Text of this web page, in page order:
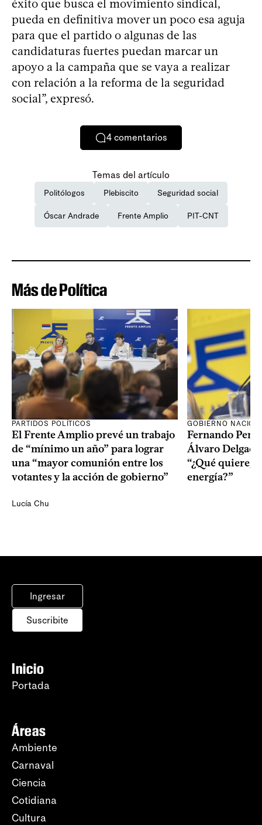
éxito que busca el movimiento sindical,
pueda en definitiva mover un poco esa aguja
para que el partido o algunas de las
candidaturas fuertes puedan marcar un
apoyo a la campaña que se vaya a realizar
con relación a la reforma de la seguridad
social”, expresó.
4 comentarios
Temas del artículo
Politólogos Plebiscito Seguridad social
Óscar Andrade Frente Amplio PIT-CNT
Más de Política
PARTIDOS POLÍTICOS
El Frente Amplio prevé un trabajo
de “mínimo un año” para lograr
una “mayor comunión entre los
votantes y la acción de gobierno”
Lucía Chu
GOBIERNO
Fernando
Álvaro
“¿Qué quiere,
energía?”
Ingresar
Suscribite
Inicio
Portada
Áreas
Ambiente
Carnaval
Ciencia
Cotidiana
Cultura